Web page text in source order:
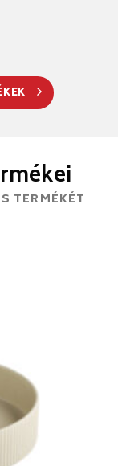
TERMÉKÉT